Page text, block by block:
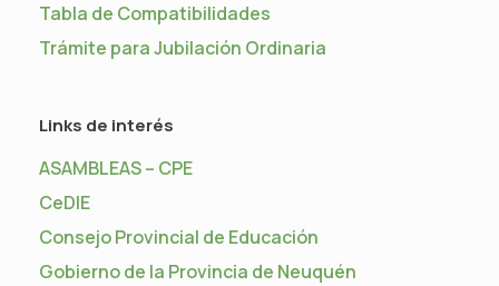
Tabla de Compatibilidades
Trámite para Jubilación Ordinaria
Links de interés
ASAMBLEAS – CPE
CeDIE
Consejo Provincial de Educación
Gobierno de la Provincia de Neuquén